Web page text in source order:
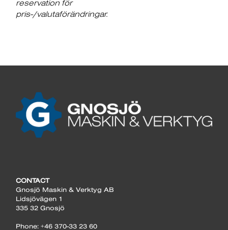
reservation för
pris-/valutaförändringar.
CONTACT
Gnosjö Maskin & Verktyg AB
Lidsjövägen 1
335 32 Gnosjö
Phone: +46 370-33 23 60